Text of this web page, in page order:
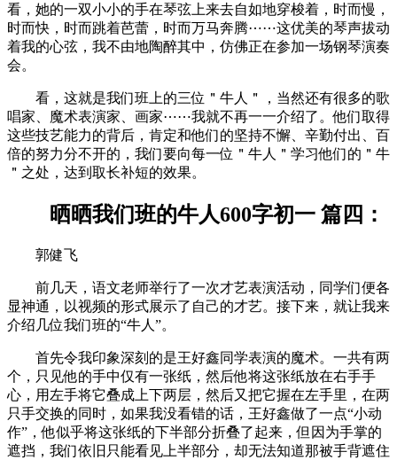
看，她的一双小小的手在琴弦上来去自如地穿梭着，时而慢，
时而快，时而跳着芭蕾，时而万马奔腾⋯⋯这优美的琴声拔动
着我的心弦，我不由地陶醉其中，仿佛正在参加一场钢琴演奏
会。
看，这就是我们班上的三位＂牛人＂，当然还有很多的歌
唱家、魔术表演家、画家⋯⋯我就不再一一介绍了。他们取得
这些技艺能力的背后，肯定和他们的坚持不懈、辛勤付出、百
倍的努力分不开的，我们要向每一位＂牛人＂学习他们的＂牛
＂之处，达到取长补短的效果。
晒晒我们班的牛人600字初一 篇四：
郭健飞
前几天，语文老师举行了一次才艺表演活动，同学们便各
显神通，以视频的形式展示了自己的才艺。接下来，就让我来
介绍几位我们班的“牛人”。
首先令我印象深刻的是王好鑫同学表演的魔术。一共有两
个，只见他的手中仅有一张纸，然后他将这张纸放在右手手
心，用左手将它叠成上下两层，然后又把它握在左手里，在两
只手交换的同时，如果我没看错的话，王好鑫做了一点“小动
作”，他似乎将这张纸的下半部分折叠了起来，但因为手掌的
遮挡，我们依旧只能看见上半部分，却无法知道那被手背遮住